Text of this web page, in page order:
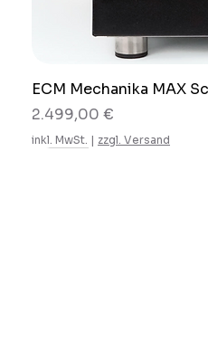
ECM Mechanika MAX
Preis
2.499,00 €
inkl. MwSt. | zzgl. Versand